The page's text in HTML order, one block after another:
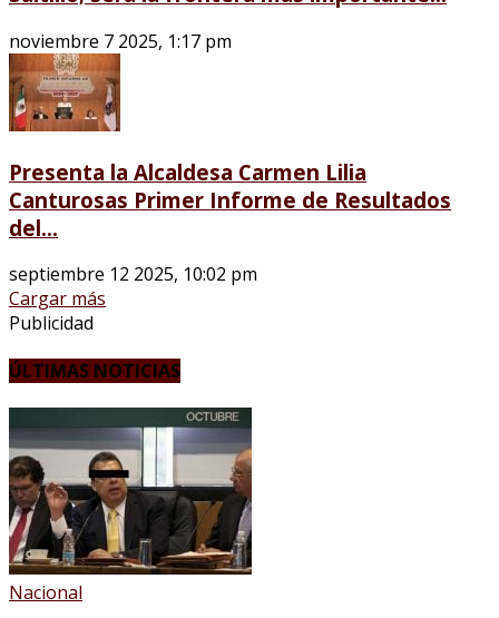
noviembre 7 2025, 1:17 pm
Presenta la Alcaldesa Carmen Lilia
Canturosas Primer Informe de Resultados
del...
septiembre 12 2025, 10:02 pm
Cargar más
Publicidad
ÚLTIMAS NOTICIAS
Nacional